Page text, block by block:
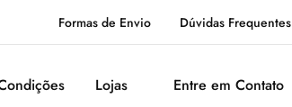
Formas de Envio Dúvidas Frequentes
Lojas Entre em Contato